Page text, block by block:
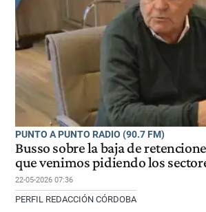
PUNTO A PUNTO RADIO (90.7 FM)
Busso sobre la baja de
que venimos pidiendo los
22-05-2026 07:36
PERFIL REDACCIÓN CÓRDOBA